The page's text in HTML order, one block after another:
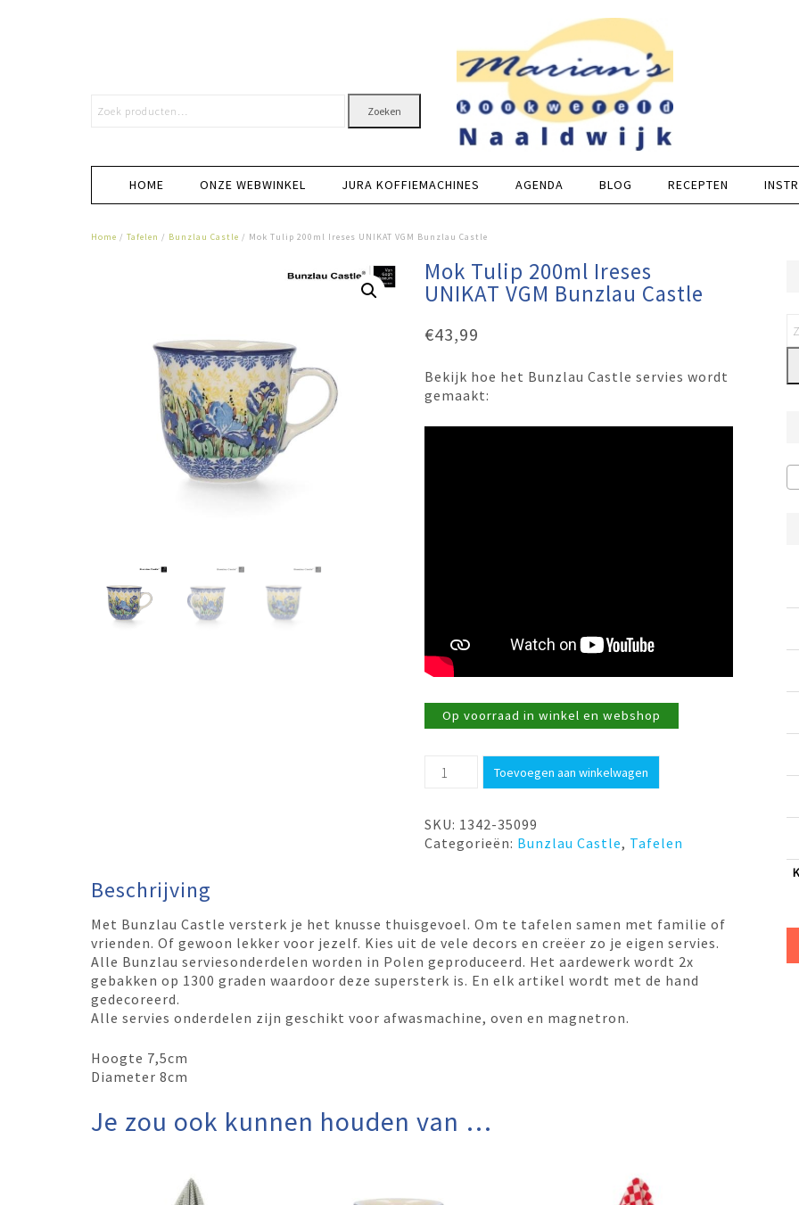
Zoeken
HOME ONZE WEBWINKEL JURA KOFFIEMACHINES AGENDA BLOG RECEPTEN
Home / Tafelen / Bunzlau Castle / Mok Tulip 200ml Ireses UNIKAT VGM Bunzlau Castle
Mok Tulip 200ml Ireses
UNIKAT VGM Bunzlau Castle
€43,99
Bekijk hoe het Bunzlau Castle servies wordt
gemaakt:
Op voorraad in winkel en webshop
Mok
Tulip
Ireses
UNIKAT
Toevoegen aan winkelwagen
SKU: 1342-35099
Categorieën: Bunzlau Castle, Tafelen
Beschrijving
Met Bunzlau Castle versterk je het knusse thuisgevoel. Om te tafelen samen met familie of
vrienden. Of gewoon lekker voor jezelf. Kies uit de vele decors en creëer zo je eigen servies.
Alle Bunzlau serviesonderdelen worden in Polen geproduceerd. Het aardewerk wordt 2x
gebakken op 1300 graden waardoor deze supersterk is. En elk artikel wordt met de hand
gedecoreerd.
Alle servies onderdelen zijn geschikt voor afwasmachine, oven en magnetron.
Hoogte 7,5cm
Diameter 8cm
Je zou ook kunnen houden van …